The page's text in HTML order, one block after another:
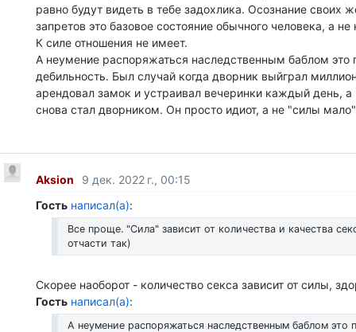
равно будут видеть в тебе задохлика. Осознание своих
запретов это базовое состояние обычного человека, а не
К силе отношения не имеет.
А неумение распоряжаться наследственным баблом это
дебильность. Был случай когда дворник выйграл
арендовал замок и устраивал вечеринки каждый день, а
снова стал дворником. Он просто идиот, а не "силы
Aksion
9 дек. 2022 г., 00:15
Гость написал(а):
Все проще. "Сила" зависит от количества и качества
отчасти так)
Скорее наоборот - количество секса зависит от силы,
Гость написал(а):
А неумение распоряжаться наследственным баблом это